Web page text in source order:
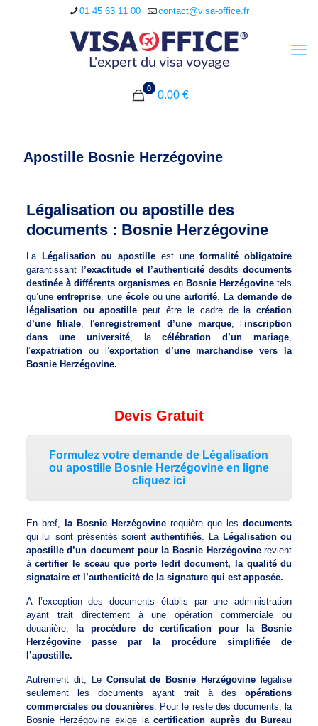
01 45 63 11 00 contact@visa-office.fr
0
0.00 €
Apostille Bosnie Herzégovine
Légalisation ou apostille des
documents : Bosnie Herzégovine
La Légalisation ou apostille est uneformalité obligatoire
garantissant
l’exactitude et l’authenticité desditsdocuments
destinée à différents organismes en Bosnie Herzégovine tels
qu’une entreprise, une écoleou uneautorité . Lademande de
légalisation ou apostille peut être le cadre de lacréation
d’une filiale , l’enregistrement d’une marque, l’inscription
dans une université, lacélébration d’un mariage
l’expatriationou l’exportation d’une marchandise vers la
Bosnie Herzégovine.
Devis Gratuit
Formulez votre demande de Légalisation
ou apostille Bosnie Herzégovine en ligne
cliquez ici
En bref, la Bosnie Herzégovine requière que lesdocuments
qui lui sont présentés soientauthentifiés . La Légalisation ou
apostille d’un document pour la Bosnie Herzégovinerevient
àcertifier le sceau que porte ledit document, la qualité du
signataire et l’authenticité de la signature qui est apposée.
A l’exception des documents établis par une administration
ayant trait directement à une opération commerciale ou
douanière,
la procédure de certification pour la Bosnie
Herzégovine passe par la procédure simplifiée de
l’apostille.
Autrement dit, Le Consulat de Bosnie Herzégovine légalise
seulement les documents ayant trait à desopérations
commerciales ou douanières . Pour le reste des documents, la
Bosnie Herzégovine exige lacertification auprès du Bureau